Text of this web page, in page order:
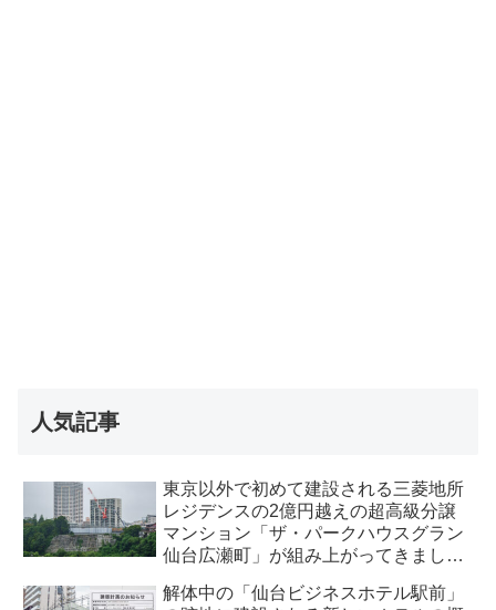
人気記事
東京以外で初めて建設される三菱地所
レジデンスの2億円越えの超高級分譲
マンション「ザ・パークハウスグラン
仙台広瀬町」が組み上がってきまし
解体中の「仙台ビジネスホテル駅前」